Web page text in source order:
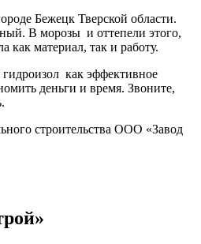
Бежецк Тверской области.
В морозы и оттепели этого,
как материал, так и работу.
как эффективное
деньги и время. Звоните,
строительства ООО «Завод